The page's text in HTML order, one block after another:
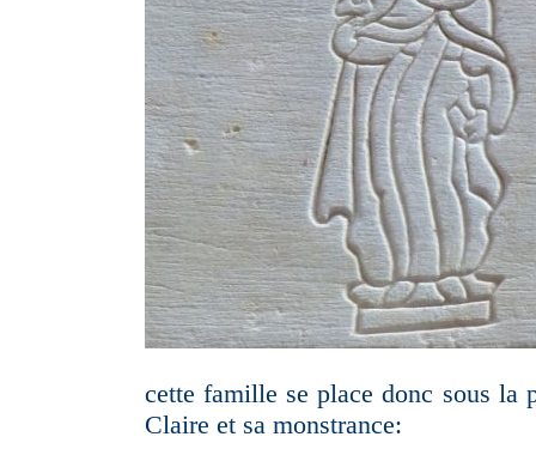
cette famille se place donc sous la
Claire et sa monstrance: